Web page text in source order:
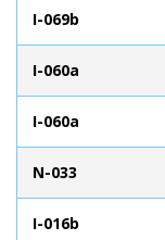
I-069b
I-060a
I-060a
N-033
I-016b